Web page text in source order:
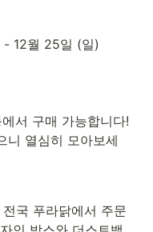
- 12월 25일 (일)
서 구매 가능합니다!
니 열심히 모아보세
국 푸라닭에서 주문